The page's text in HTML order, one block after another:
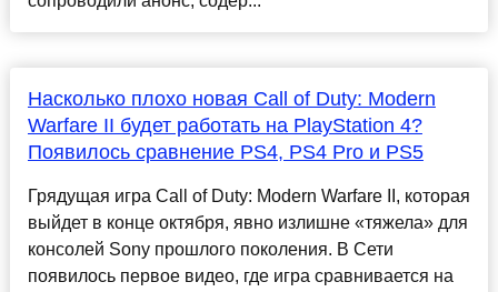
Насколько плохо новая Call of Duty: Modern
Warfare II будет работать на PlayStation 4?
Появилось сравнение PS4, PS4 Pro и PS5
Грядущая игра Call of Duty: Modern Warfare II, которая
выйдет в конце октября, явно излишне «тяжела» для
консолей Sony прошлого поколения. В Сети
появилось первое видео, где игра сравнивается на